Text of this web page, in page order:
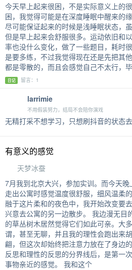
今天早上起来很困，不是实际意义上的
困，我觉得可能是在深度睡眠中醒来的
尽可能保证起来的时候是浅睡眠状态，
但是早上起来会舒服很多。运动依旧和
率也没什么变化，做了一些题目，耗时
是要多练，不过我觉得现在还是先把其
都是零散的，而且会感觉自己不太行，
日记 留言：1
larrimie
不用假装努力，结局不会陪你演戏
无精打采不想学习，只想刷抖音的状态
有意义的感觉
天梦冰蚕
7月我到北京大兴，参加实训。而今天
走出公寓时感觉温度很舒服，细风温柔
融于这片柔和的夜色中，我开始改变要
兴意去公寓的另一边散步。 我边漫无目
的草丛树木居然觉得它们如此可亲。大
谓，甚至无聊，并且我的理性会跑出来
翩，但这次却始终把注意力放在了身边
反思和理性的反思的分界线后，是第一
事物亲近的感觉。 我和这个